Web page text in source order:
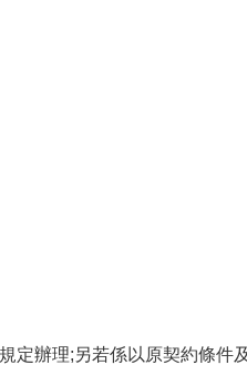
定辦理;另若係以原契約條件